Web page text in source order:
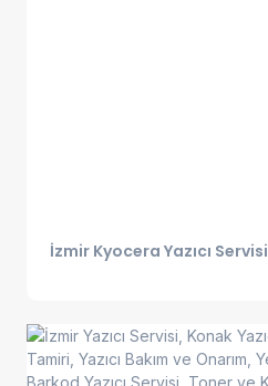
İzmir Kyocera Yazıcı Servisi